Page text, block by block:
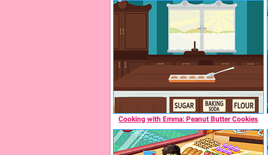
Cooking with Emma: Peanut Butter Cookies